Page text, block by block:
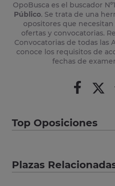
OpoBusca es el buscador
Público. Se trata de una
opositores que
ofertas y convocatorias.
Convocatorias de todas las
conoce los requisitos de
fechas de
Top Oposiciones
Plazas